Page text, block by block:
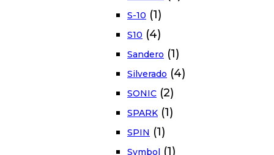
S-10 (1)
S10 (4)
Sandero (1)
Silverado (4)
SONIC (2)
SPARK (1)
SPIN (1)
Symbol (1)